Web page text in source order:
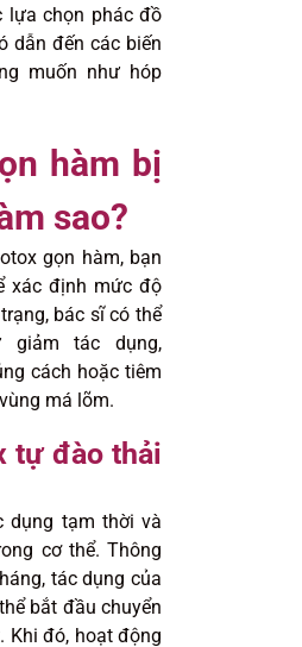
lựa chọn phác đồ
dẫn đến các biến
muốn như hóp
hàm bị
sao?
gọn hàm, bạn
xác định mức độ
bác sĩ có thể
tác dụng,
cách hoặc tiêm
má lõm.
tự đào thải
dụng tạm thời và
cơ thể. Thông
tác dụng của
bắt đầu chuyển
Khi đó, hoạt động